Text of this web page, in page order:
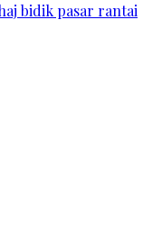
bidik pasar rantai